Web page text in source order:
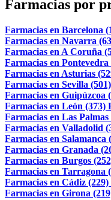
Farmacias por
Farmacias en Barcelona
Farmacias en Navarra
Farmacias en A Coruña
Farmacias en Pontevedra
Farmacias en Asturias
Farmacias en Sevilla (501)
Farmacias en Guipúzcoa
Farmacias en León (373)
Farmacias en Las Palmas
Farmacias en Valladolid
Farmacias en Salamanca
Farmacias en Granada
Farmacias en Burgos
Farmacias en Tarragona
Farmacias en Cádiz (229)
Farmacias en Girona